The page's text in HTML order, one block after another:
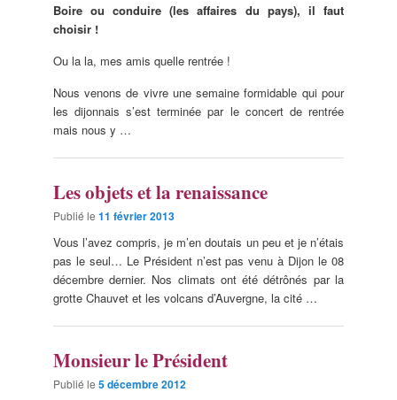
Boire ou conduire (les affaires du pays), il faut
choisir !
Ou la la, mes amis quelle rentrée !
Nous venons de vivre une semaine formidable qui pour
les dijonnais s’est terminée par le concert de rentrée
mais nous y …
Les objets et la renaissance
Publié le 11 février 2013
Vous l’avez compris, je m’en doutais un peu et je n’étais
pas le seul… Le Président n’est pas venu à Dijon le 08
décembre dernier. Nos climats ont été détrônés par la
grotte Chauvet et les volcans d’Auvergne, la cité …
Monsieur le Président
Publié le 5 décembre 2012